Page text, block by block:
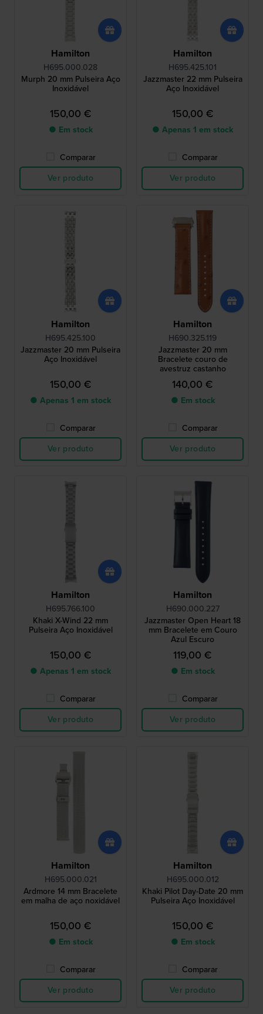
Hamilton
H695.000.028
Murph 20 mm Pulseira Aço
Inoxidável
150,00 €
● Em stock
Comparar
Ver produto
Hamilton
H695.425.101
Jazzmaster 22 mm Pulseira
Aço Inoxidável
150,00 €
● Apenas 1 em stock
Comparar
Ver produto
Hamilton
H695.425.100
Jazzmaster 20 mm Pulseira
Aço Inoxidável
150,00 €
● Apenas 1 em stock
Comparar
Ver produto
Hamilton
H690.325.119
Jazzmaster 20 mm
Bracelete couro de
avestruz castanho
140,00 €
● Em stock
Comparar
Ver produto
Hamilton
H695.766.100
Khaki X-Wind 22 mm
Pulseira Aço Inoxidável
150,00 €
● Apenas 1 em stock
Comparar
Ver produto
Hamilton
H690.000.227
Jazzmaster Open Heart 18
mm Bracelete em Couro
Azul Escuro
119,00 €
● Em stock
Comparar
Ver produto
Hamilton
H695.000.021
Ardmore 14 mm Bracelete
em malha de aço noxidável
150,00 €
● Em stock
Comparar
Ver produto
Hamilton
H695.000.012
Khaki Pilot Day-Date 20 mm
Pulseira Aço Inoxidável
150,00 €
● Em stock
Comparar
Ver produto